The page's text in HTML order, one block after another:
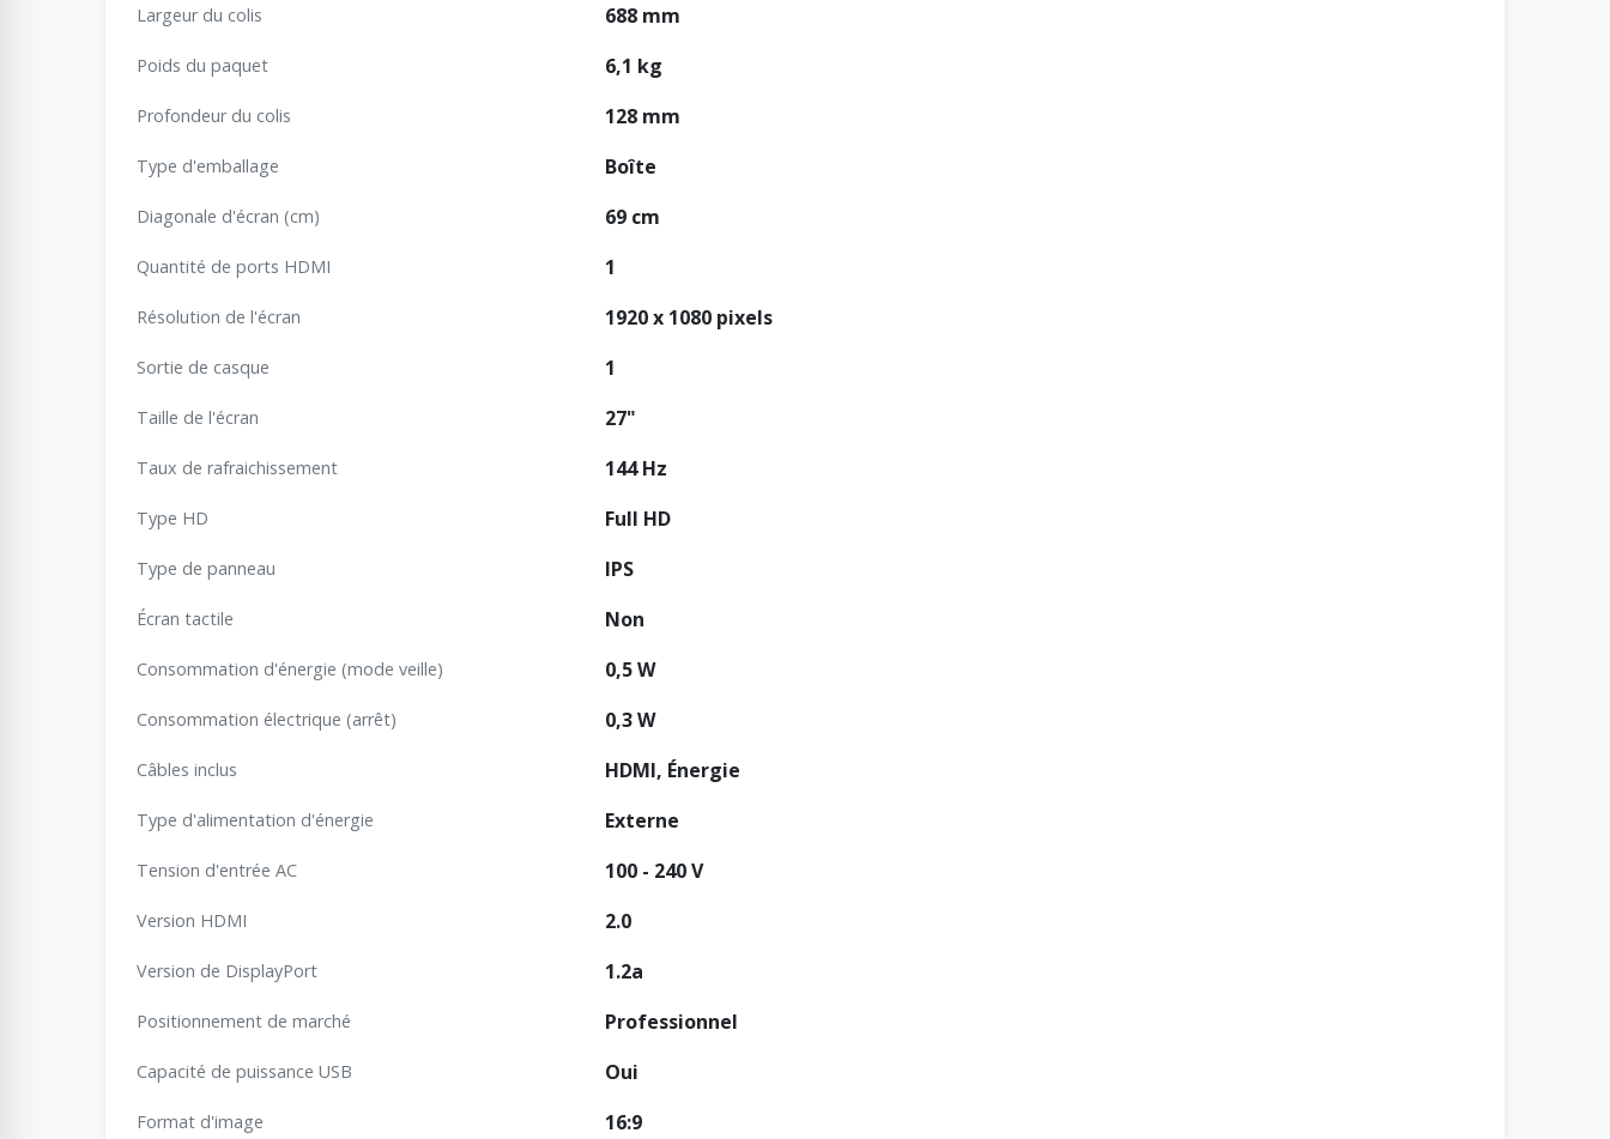
Largeur du colis 688 mm
Poids du paquet 6,1 kg
Profondeur du colis 128 mm
Type d'emballage Boîte
Diagonale d'écran (cm) 69 cm
Quantité de ports HDMI 1
Résolution de l'écran 1920 x 1080 pixels
Sortie de casque 1
Taille de l'écran 27"
Taux de rafraichissement 144 Hz
Type HD Full HD
Type de panneau IPS
Écran tactile Non
Consommation d'énergie (mode veille) 0,5 W
Consommation électrique (arrêt) 0,3 W
Câbles inclus HDMI, Énergie
Type d'alimentation d'énergie Externe
Tension d'entrée AC 100 - 240 V
Version HDMI 2.0
Version de DisplayPort 1.2a
Positionnement de marché Professionnel
Capacité de puissance USB Oui
Format d'image 16:9